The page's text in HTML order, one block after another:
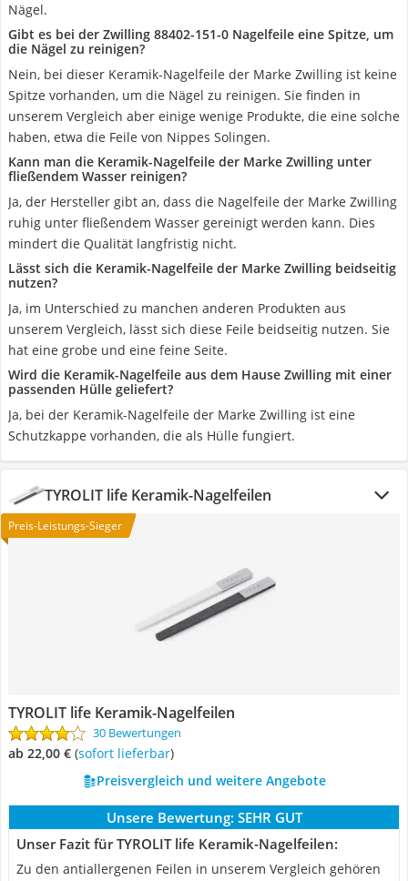
Nägel.
Gibt es bei der Zwilling 88402-151-0 Nagelfeile eine Spitze, um
die Nägel zu reinigen?
Nein, bei dieser Keramik-Nagelfeile der Marke Zwilling ist keine
Spitze vorhanden, um die Nägel zu reinigen. Sie finden in
unserem Vergleich aber einige wenige Produkte, die eine solche
haben, etwa die Feile von Nippes Solingen.
Kann man die Keramik-Nagelfeile der Marke Zwilling unter
fließendem Wasser reinigen?
Ja, der Hersteller gibt an, dass die Nagelfeile der Marke Zwilling
ruhig unter fließendem Wasser gereinigt werden kann. Dies
mindert die Qualität langfristig nicht.
Lässt sich die Keramik-Nagelfeile der Marke Zwilling beidseitig
nutzen?
Ja, im Unterschied zu manchen anderen Produkten aus
unserem Vergleich, lässt sich diese Feile beidseitig nutzen. Sie
hat eine grobe und eine feine Seite.
Wird die Keramik-Nagelfeile aus dem Hause Zwilling mit einer
passenden Hülle geliefert?
Ja, bei der Keramik-Nagelfeile der Marke Zwilling ist eine
Schutzkappe vorhanden, die als Hülle fungiert.
TYROLIT life Keramik-Nagelfeilen
Preis-Leistungs-Sieger
TYROLIT life Keramik-Nagelfeilen
30 Bewertungen
ab 22,00 € ( Sofort lieferbar)
Preisvergleich und weitere Angebote
Unsere Bewertung: SEHR GUT
Unser Fazit für TYROLIT life Keramik-Nagelfeilen:
Zu den antiallergenen Feilen in unserem Vergleich gehören